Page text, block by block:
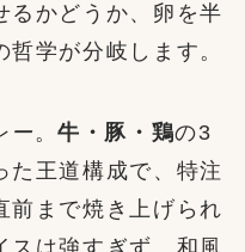
るかどうか、卵を半
学が分岐します。
ー。牛・豚・鶏の3
た王道構成で、特注
前まで焼き上げられ